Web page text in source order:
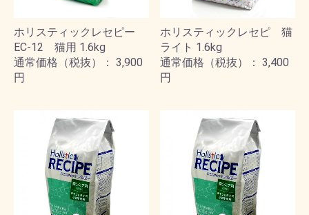
ホリスティックレセピー
EC-12 猫用 1.6kg
通常価格（税抜）： 3,900
円
ホリスティックレセピ 猫
ライト 1.6kg
通常価格（税抜）： 3,400
円